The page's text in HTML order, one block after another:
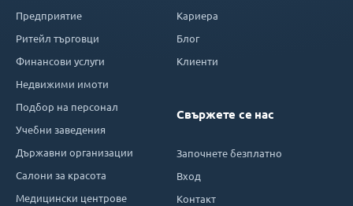
Предприятие
Ритейл търговци
Финансови услуги
Недвижими имоти
Подбор на персонал
Учебни заведения
Държавни организации
Салони за красота
Медицински центрове
Кариера
Блог
Клиенти
Свържете се нас
Започнете безплатно
Вход
Контакт